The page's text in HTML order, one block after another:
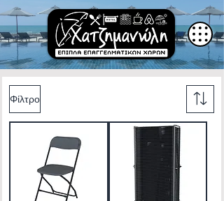
Φίλτρο